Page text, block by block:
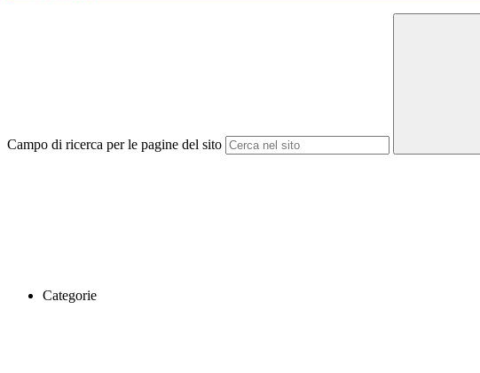
Campo di ricerca per le pagine del sito
Categorie